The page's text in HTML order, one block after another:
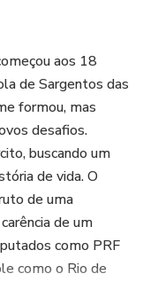
aos 18
de Sargentos das
formou, mas
desafios.
buscando um
de vida. O
de uma
de um
como PRF
como o Rio de